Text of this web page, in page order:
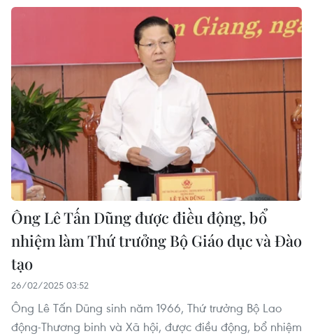
Ông Lê Tấn Dũng được điều động, bổ
nhiệm làm Thứ trưởng Bộ Giáo dục và Đào
tạo
26/02/2025 03:52
Ông Lê Tấn Dũng sinh năm 1966, Thứ trưởng Bộ Lao
động-Thương binh và Xã hội, được điều động, bổ nhiệm